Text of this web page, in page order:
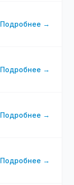
Подробнее →
Подробнее →
Подробнее →
Подробнее →